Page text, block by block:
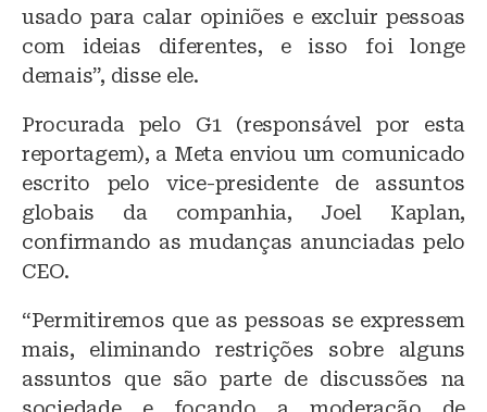
usado para calar opiniões e excluir pessoas
com ideias diferentes, e isso foi longe
demais”, disse ele.
Procurada pelo G1 (responsável por esta
reportagem), a Meta enviou um comunicado
escrito pelo vice-presidente de assuntos
globais da companhia, Joel Kaplan,
confirmando as mudanças anunciadas pelo
CEO.
“Permitiremos que as pessoas se expressem
mais, eliminando restrições sobre alguns
assuntos que são parte de discussões na